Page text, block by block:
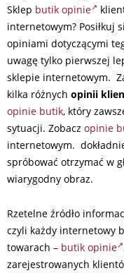
Sklep butik opinie
internetowym? Posiłkuj
opiniami dotyczącymi
uwagę tylko pierwszej
sklepie internetowym.
kilka różnych opinii
opinie butik, który
sytuacji. Zobacz opinie
internetowym.
spróbować otrzymać w
wiarygodny obraz.
Rzetelne źródło
czyli każdy internetowy
towarach – butik opinie
zarejestrowanych